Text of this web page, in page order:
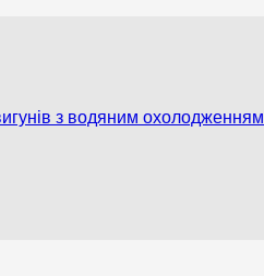
з водяним охолодженням